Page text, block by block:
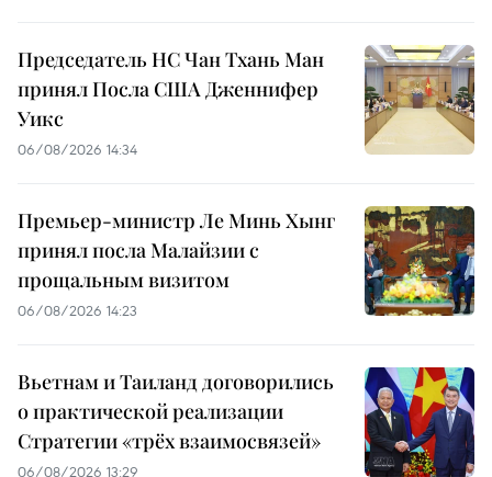
Председатель НС Чан Тхань Ман
принял Посла США Дженнифер
Уикс
06/08/2026 14:34
Премьер-министр Ле Минь Хынг
принял посла Малайзии с
прощальным визитом
06/08/2026 14:23
Вьетнам и Таиланд договорились
о практической реализации
Стратегии «трёх взаимосвязей»
06/08/2026 13:29